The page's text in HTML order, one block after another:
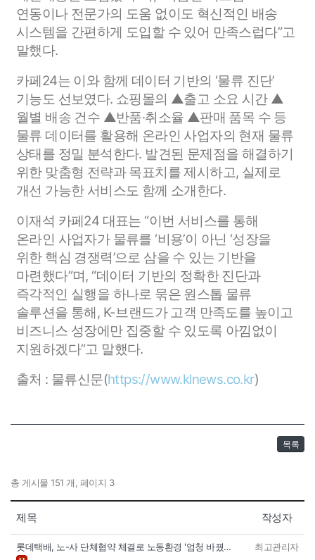
연동이나 전문가의 도움 없이도 혁신적인 배송
시스템을 간편하게 도입할 수 있어 만족스럽다”고
말했다.
카페24는 이와 함께 데이터 기반의 ‘물류 진단’
기능도 선보였다. 쇼핑몰의 ▲출고 소요 시간 ▲
월별 배송 건수 ▲반품·취소율 ▲판매 품목 수 등
물류 데이터를 활용해 온라인 사업자의 현재 물류
상태를 정밀 분석한다. 발견된 문제점을 해결하기
위한 맞춤형 전략과 목표치를 제시하고, 실제로
개선 가능한 서비스도 함께 소개한다.
이재석 카페24 대표는 “이번 서비스를 통해
온라인 사업자가 물류를 ‘비용’이 아닌 ‘성장을
위한 핵심 경쟁력’으로 삼을 수 있는 기반을
마련했다”며, “데이터 기반의 정확한 진단과
즉각적인 실행을 하나로 묶은 원스톱 물류
솔루션을 통해, K-브랜드가 고객 만족도를 높이고
비즈니스 성장에만 집중할 수 있도록 아낌없이
지원하겠다”고 말했다.
출처 : 물류신문(https://www.klnews.co.kr)
목록
총 게시물 151 개, 페이지 3
제목 작성자
롯데택배, 노-사 단체협약 체결로 노동환경 '엄청 바꿨… 최고관리자